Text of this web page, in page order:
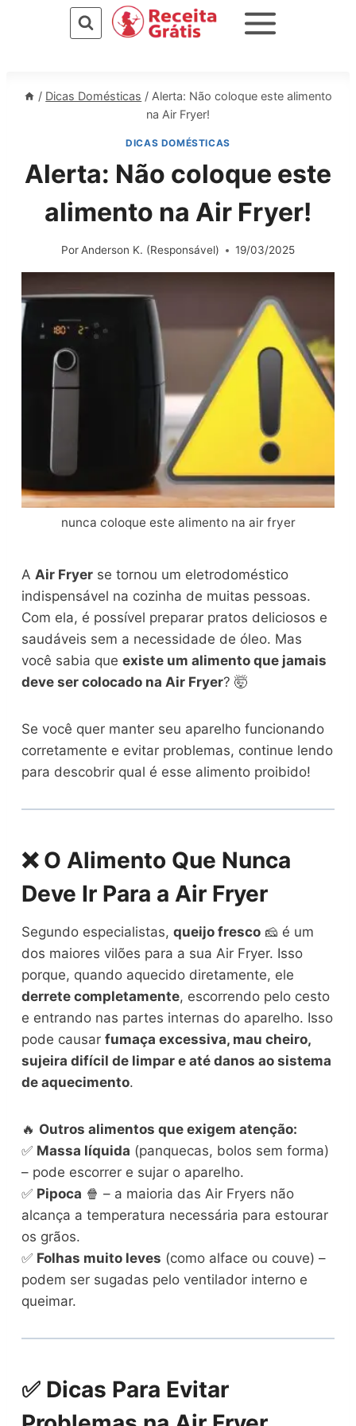
/ Dicas Domésticas / Alerta: Não coloque este alimento
na Air Fryer!
DICAS DOMÉSTICAS
Alerta: Não coloque este
alimento na Air Fryer!
PorAnderson K. (Responsável) 19/03/2025
nunca coloque este alimento na air fryer
A Air Fryer se tornou um eletrodoméstico
indispensável na cozinha de muitas pessoas.
Com ela, é possível preparar pratos deliciosos e
saudáveis sem a necessidade de óleo. Mas
você sabia queexiste um alimento que jamais
deve ser colocado na Air Fryer? 🤯
Se você quer manter seu aparelho funcionando
corretamente e evitar problemas, continue lendo
para descobrir qual é esse alimento proibido!
❌ O Alimento Que Nunca
Deve Ir Para a Air Fryer
Segundo especialistas,queijo fresco 🧀 é um
dos maiores vilões para a sua Air Fryer. Isso
porque, quando aquecido diretamente, ele
derrete completamente, escorrendo pelo cesto
e entrando nas partes internas do aparelho. Isso
pode causarfumaça excessiva, mau cheiro,
sujeira difícil de limpar e até danos ao sistema
de aquecimento.
🔥 Outros alimentos que exigem atenção:
✅ Massa líquida (panquecas, bolos sem forma)
– pode escorrer e sujar o aparelho.
✅ Pipoca 🍿 – a maioria das Air Fryers não
alcança a temperatura necessária para estourar
os grãos.
✅ Folhas muito leves (como alface ou couve) –
podem ser sugadas pelo ventilador interno e
queimar.
✅ Dicas Para Evitar